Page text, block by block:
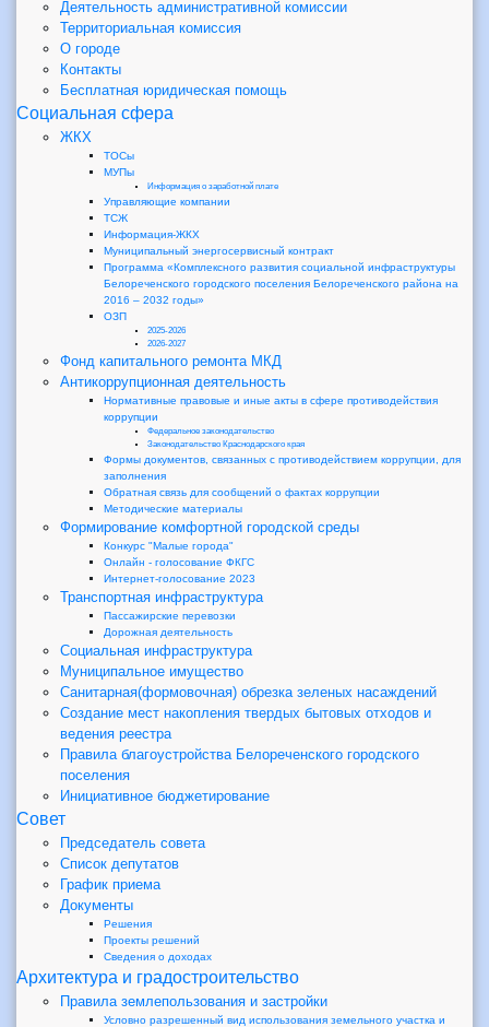
Деятельность административной комиссии
Территориальная комиссия
О городе
Контакты
Бесплатная юридическая помощь
Социальная сфера
ЖКХ
ТОСы
МУПы
Информация о заработной плате
Управляющие компании
ТСЖ
Информация-ЖКХ
Муниципальный энергосервисный контракт
Программа «Комплексного развития социальной инфраструктуры
Белореченского городского поселения Белореченского района на
2016 – 2032 годы»
ОЗП
2025-2026
2026-2027
Фонд капитального ремонта МКД
Антикоррупционная деятельность
Нормативные правовые и иные акты в сфере противодействия
коррупции
Федеральное законодательство
Законодательство Краснодарского края
Формы документов, связанных с противодействием коррупции, для
заполнения
Обратная связь для сообщений о фактах коррупции
Методические материалы
Формирование комфортной городской среды
Конкурс "Малые города"
Онлайн - голосование ФКГС
Интернет-голосование 2023
Транспортная инфраструктура
Пассажирские перевозки
Дорожная деятельность
Социальная инфраструктура
Муниципальное имущество
Санитарная(формовочная) обрезка зеленых насаждений
Создание мест накопления твердых бытовых отходов и
ведения реестра
Правила благоустройства Белореченского городского
поселения
Инициативное бюджетирование
Совет
Председатель совета
Список депутатов
График приема
Документы
Решения
Проекты решений
Сведения о доходах
Архитектура и градостроительство
Правила землепользования и застройки
Условно разрешенный вид использования земельного участка и